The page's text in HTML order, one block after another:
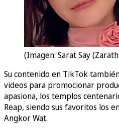
(Imagen: Sarat Say
Su contenido en TikTok
videos para promocionar
apasiona, los templos
Reap, siendo sus favoritos los
Angkor Wat.